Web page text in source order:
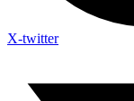
X-twitter